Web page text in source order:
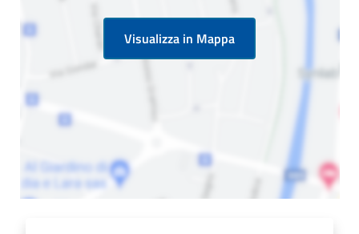
Visualizza in Mappa